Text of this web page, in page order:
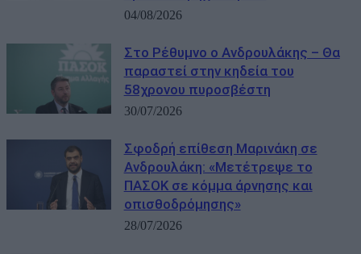
04/08/2026
Στο Ρέθυμνο ο Ανδρουλάκης – Θα
παραστεί στην κηδεία του
58χρονου πυροσβέστη
30/07/2026
Σφοδρή επίθεση Μαρινάκη σε
Ανδρουλάκη: «Μετέτρεψε το
ΠΑΣΟΚ σε κόμμα άρνησης και
οπισθοδρόμησης»
28/07/2026